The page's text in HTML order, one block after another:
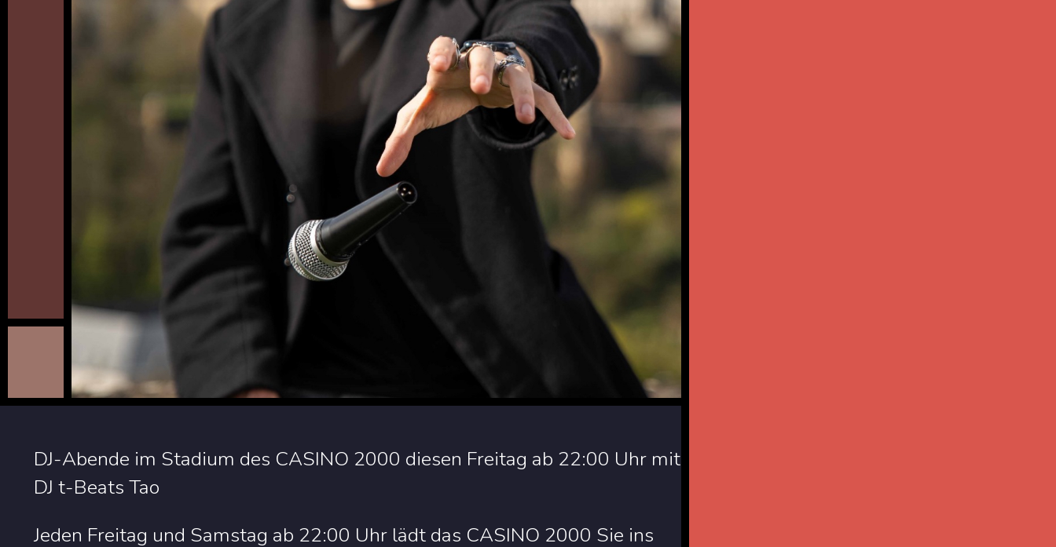
DJ-Abende im Stadium des CASINO 2000 diesen Freitag ab 22:00 Uhr mit
DJ t-Beats Tao
Jeden Freitag und Samstag ab 22:00 Uhr lädt das CASINO 2000 Sie ins